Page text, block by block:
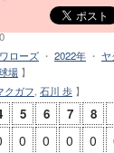
ローズ ・ 2022年 ・ ヤ
場 】
クガフ 石川 歩 】
5 6 7 8
0 0 0 0